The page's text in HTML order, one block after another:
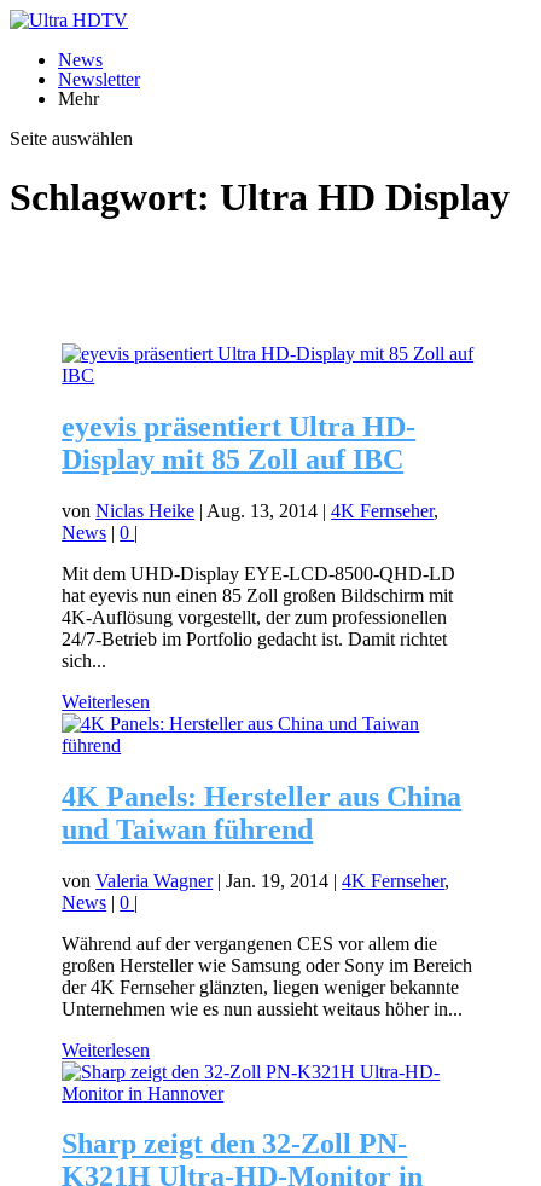
News
Newsletter
Mehr
Seite auswählen
Schlagwort: Ultra HD Display
eyevis präsentiert Ultra HD-
Display mit 85 Zoll auf IBC
vonNiclas Heike | Aug. 13, 2014 |4K Fernseher,
News |0 |
Mit dem UHD-Display EYE-LCD-8500-QHD-LD
hat eyevis nun einen 85 Zoll großen Bildschirm mit
4K-Auflösung vorgestellt, der zum professionellen
24/7-Betrieb im Portfolio gedacht ist. Damit richtet
sich...
Weiterlesen
4K Panels: Hersteller aus China
und Taiwan führend
vonValeria Wagner|Jan. 19, 2014 |4K Fernseher,
News |0 |
Während auf der vergangenen CES vor allem die
großen Hersteller wie Samsung oder Sony im Bereich
der 4K Fernseher glänzten, liegen weniger bekannte
Unternehmen wie es nun aussieht weitaus höher in...
Weiterlesen
Sharp zeigt den 32-Zoll PN-
K321H Ultra-HD-Monitor in